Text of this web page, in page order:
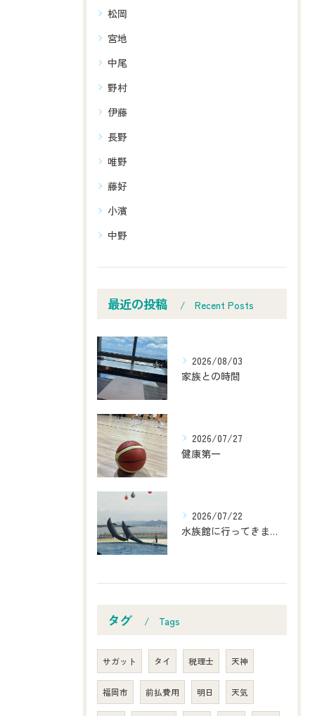
松岡
宮地
中尾
野村
伊藤
長野
唯野
藤好
小濱
中野
最近の投稿 Recent Posts
2026/08/03
家族との時間
2026/07/27
健康第一
2026/07/22
水族館に行ってきました！
タグ Tags
サガット タイ 税理士 天神
福岡市 前払費用 明日 天気